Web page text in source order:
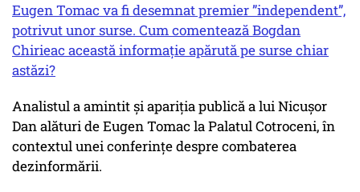
Eugen Tomac va fi desemnat premier ”independent”,
potrivut unor surse. Cum comentează Bogdan
Chirieac această informație apărută pe surse chiar
astăzi?
Analistul a amintit și apariția publică a lui Nicușor
Dan alături de Eugen Tomac la Palatul Cotroceni, în
contextul unei conferințe despre combaterea
dezinformării.